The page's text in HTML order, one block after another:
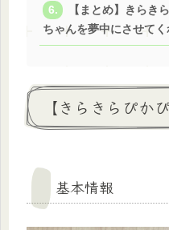
【まとめ】きらき
ちゃんを夢中にさせて
【きらきらぴか
基本情報